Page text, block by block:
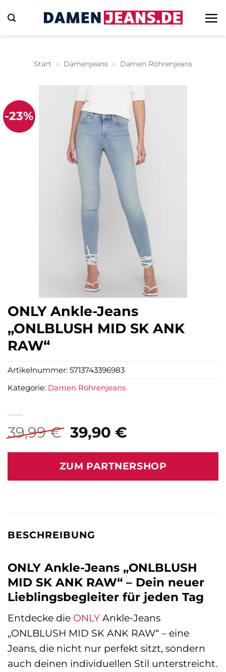
Inhalt
springen
Start » Damenjeans » Damen Röhrenjeans
-23%
ONLY Ankle-Jeans
„ONLBLUSH MID SK ANK
RAW“
39,99€ Ursprünglicher
Preis
war:
39,99 €
39,90 €Aktueller
ist:
39,90 €.
ZUM PARTNERSHOP
Artikelnummer: 5713743396983
Kategorie: Damen Röhrenjeans
BESCHREIBUNG
ONLY Ankle-Jeans „ONLBLUSH
MID SK ANK RAW“ – Dein neuer
Lieblingsbegleiter für jeden Tag
Entdecke die ONLY Ankle-Jeans
„ONLBLUSH MID SK ANK RAW“ – eine
Jeans, die nicht nur perfekt sitzt, sondern
auch deinen individuellen Stil unterstreicht.